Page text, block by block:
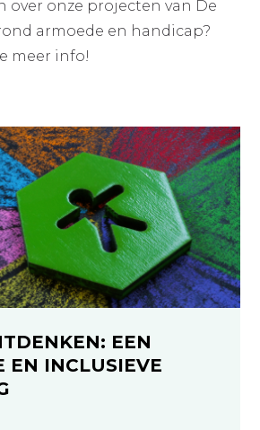
over onze projecten van De
armoede en handicap?
meer info!
EEN
EN INCLUSIEVE